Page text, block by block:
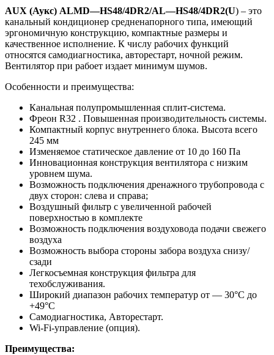
AUX (Аукс) ALMD—HS48/4DR2/AL—HS48/4DR2(U) – это
канальный кондиционер средненапорного типа, имеющий
эргономичную конструкцию, компактные размеры и
качественное исполнение. К числу рабочих функций
относятся самодиагностика, авторестарт, ночной режим.
Вентилятор при рабоет издает минимум шумов.
Особенности и преимущества:
Канальная полупромышленная сплит-система.
Фреон R32 . Повышенная производительность системы.
Компактный корпус внутреннего блока. Высота всего
245 мм
Изменяемое статическое давление от 10 до 160 Па
Инновационная конструкция вентилятора с низким
уровнем шума.
Возможность подключения дренажного трубопровода с
двух сторон: слева и справа;
Воздушный фильтр с увеличенной рабочей
поверхностью в комплекте
Возможность подключения воздуховода подачи свежего
воздуха
Возможность выбора стороны забора воздуха снизу/
сзади
Легкосъемная конструкция фильтра для
техобслуживания.
Широкий диапазон рабочих температур от — 30°С до
+49°С
Самодиагностика, Авторестарт.
Wi-Fi-управление (опция).
Преимущества: